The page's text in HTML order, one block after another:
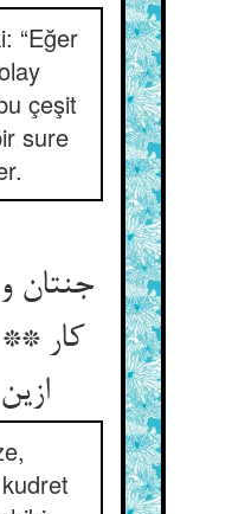
“Eğer
çeşit
sure
جنتان
کار
kudret